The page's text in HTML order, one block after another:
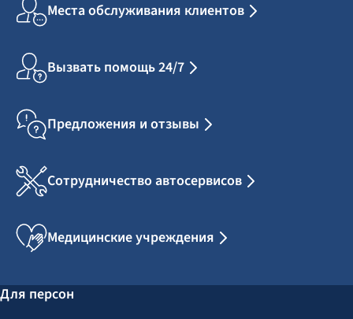
Места обслуживания клиентов
Вызвать помощь 24/7
Предложения и отзывы
Сотрудничество автосервисов
Медицинские учреждения
Для персон